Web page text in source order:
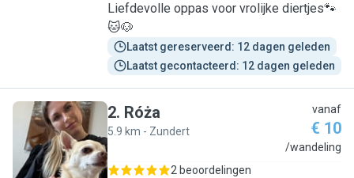
Liefdevolle oppas voor vrolijke diertjes🐾
🐱🐶
Laatst gereserveerd: 12 dagen geleden
Laatst gecontacteerd: 12 dagen geleden
R
2. Róża
5.9 km - Zundert
vanaf
€ 10
/wandeling
2 beoordelingen